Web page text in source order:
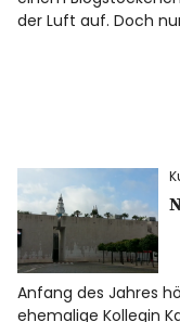
der Luft auf. Doch
Anfang des Jahres
ehemalige Kollegin